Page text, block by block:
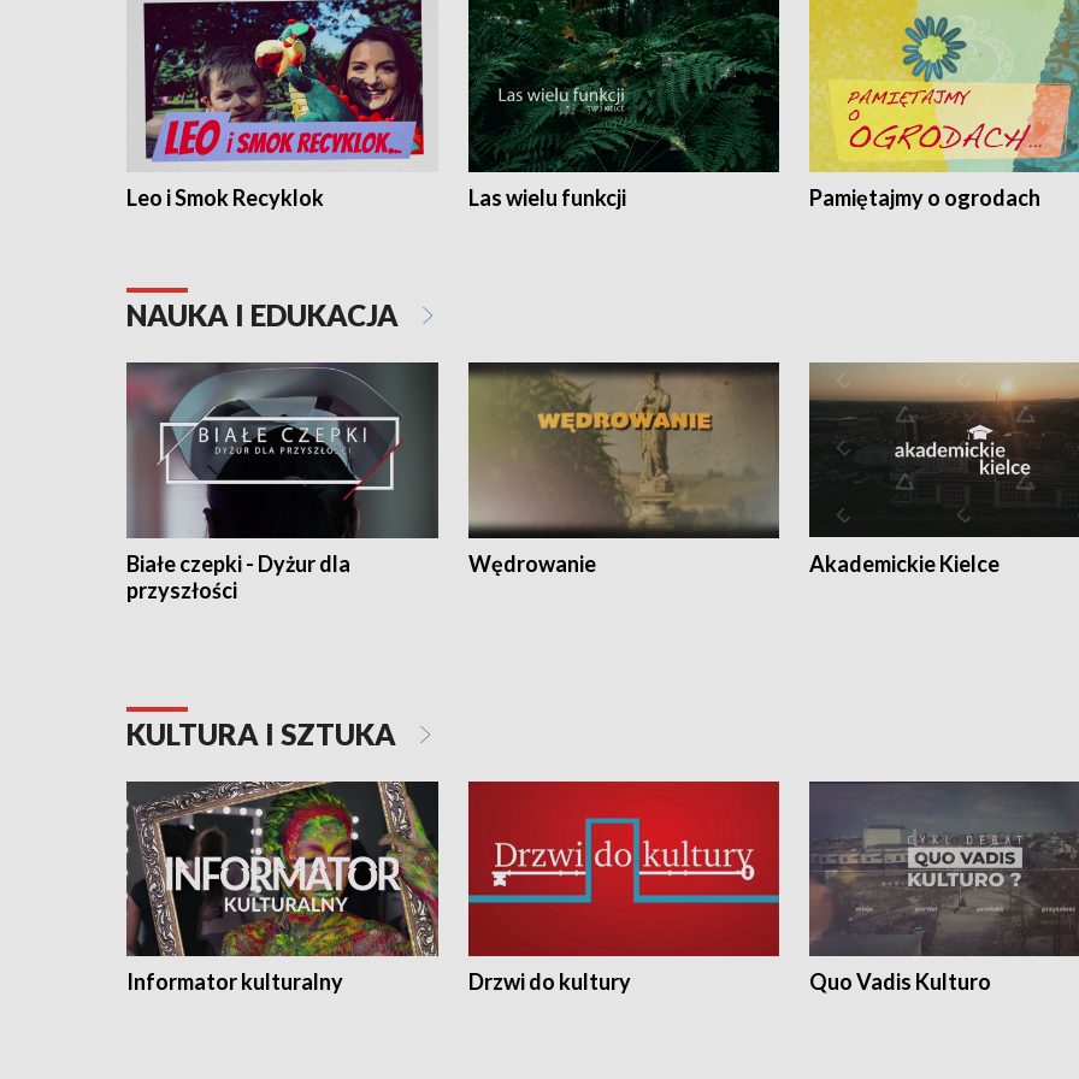
Leo i Smok Recyklok Las wielu funkcji Pamiętajmy o ogrodach
NAUKA I EDUKACJA
Białe czepki - Dyżur dla
przyszłości
Wędrowanie Akademickie Kielce
KULTURA I SZTUKA
Informator kulturalny Drzwi do kultury Quo Vadis Kulturo